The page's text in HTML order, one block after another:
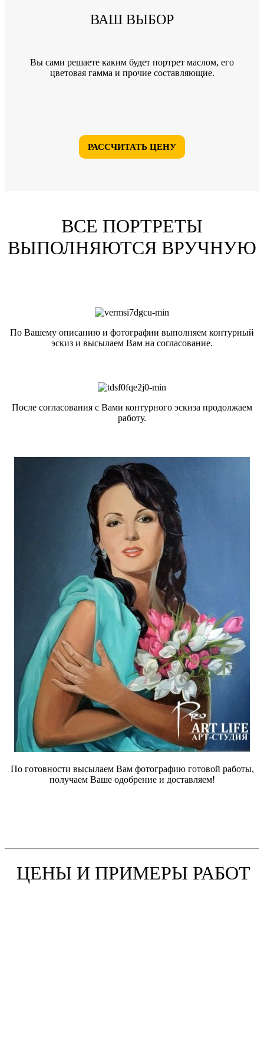
ВАШ ВЫБОР
Вы сами решаете каким будет портрет маслом, его
цветовая гамма и прочие составляющие.
РАССЧИТАТЬ ЦЕНУ
ВСЕ ПОРТРЕТЫ
ВЫПОЛНЯЮТСЯ ВРУЧНУЮ
По Вашему описанию и фотографии выполняем контурный
эскиз и высылаем Вам на согласование.
После согласования с Вами контурного эскиза продолжаем
работу.
По готовности высылаем Вам фотографию готовой работы,
получаем Ваше одобрение и доставляем!
ЦЕНЫ И ПРИМЕРЫ РАБОТ